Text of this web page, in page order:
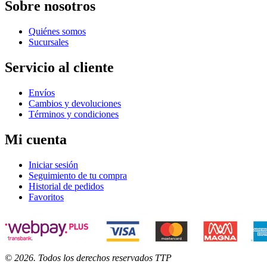
Sobre nosotros
Quiénes somos
Sucursales
Servicio al cliente
Envíos
Cambios y devoluciones
Términos y condiciones
Mi cuenta
Iniciar sesión
Seguimiento de tu compra
Historial de pedidos
Favoritos
© 2026. Todos los derechos reservados TTP